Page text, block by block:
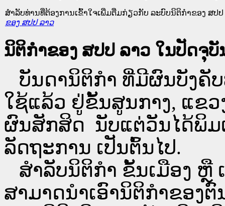
ສໍາລັບທ່ານທີ່ຕ້ອງການເຂົ້າໃຈເພີ່ມຕື່ມກ່ຽວກັບ ລະບົບນິຕິກຳຂອງ ສປປ
ຂອງ ສປປ ລາວ
ນິຕິກຳຂອງ ສປປ ລາວ ໃນປັດຈຸ
ບັນດານິຕິກໍາ ທີ່ມີຜົນບັງຄັ
ໃຊ້ແລ້ວ ຢູ່ຂັ້ນ​ສູນ​ກາງ, ແຂ
ຜົນສັກສິດ ນັບ​ແຕ່​ວັນໄດ້ພິມ
ລັດຖະການ ເປັນ​ຕົ້ນ​ໄປ.
ສຳລັບນິ​ຕິ​ກຳ ຂັ້ນເມືອງ ຫຼື
ສາມາດນຳເອົານິຕິກຳຂອງ